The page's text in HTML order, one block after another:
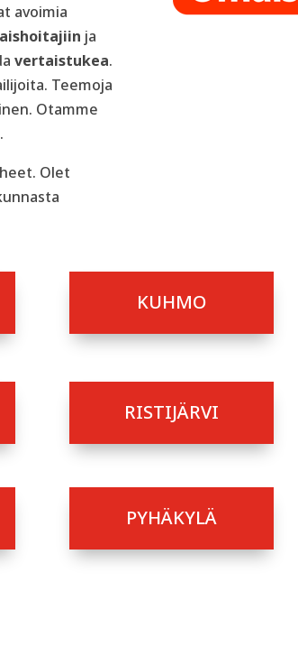
avoimia
ja
vertaistukea.
Teemoja
Otamme
Olet
KUHMO
RISTIJÄRVI
PYHÄKYLÄ